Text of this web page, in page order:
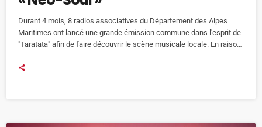
Durant 4 mois, 8 radios associatives du Département des Alpes
Maritimes ont lancé une grande émission commune dans l'esprit de
"Taratata" afin de faire découvrir le scène musicale locale. En raison
pu se produire. Le Conseil Départemental des Alpes Maritimes par la